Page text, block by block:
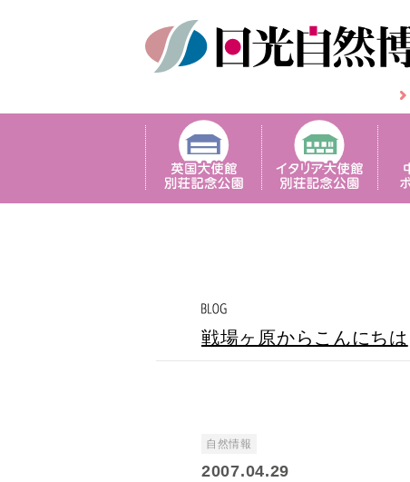
戦場ヶ原からこんにちは
自然情報
2007.04.29